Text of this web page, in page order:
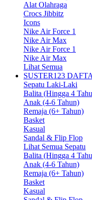
Alat Olahraga
Crocs Jibbitz
Icons
Nike Air Force 1
Nike Air Max
Nike Air Force 1
Nike Air Max
Lihat Semua
SUSTER123
Sepatu Laki-Laki
Balita (Hingga 4
Anak (4-6 Tahun)
Remaja (6+ Tahun)
Basket
Kasual
Sandal & Flip Flop
Lihat Semua Sepatu
Balita (Hingga 4
Anak (4-6 Tahun)
Remaja (6+ Tahun)
Basket
Kasual